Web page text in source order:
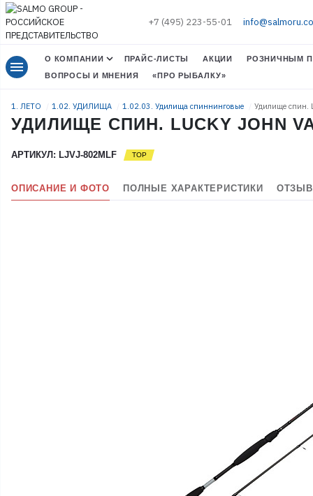
+7 (495) 223-55-01
menu О КОМПАНИИ ПРАЙС-ЛИСТЫ АКЦИИ
РОЗНИЧНЫМ
ВОПРОСЫ И МНЕНИЯ
«ПРО РЫБАЛКУ»
1. ЛЕТО 1.02. УДИЛИЩА 1.02.03. Удилища спиннинговые Удилище спин.
УДИЛИЩЕ СПИН. LUCKY JOHN
АРТИКУЛ: LJVJ-802MLF
ОПИСАНИЕ И ФОТО ПОЛНЫЕ ХАРАКТЕРИСТИКИ